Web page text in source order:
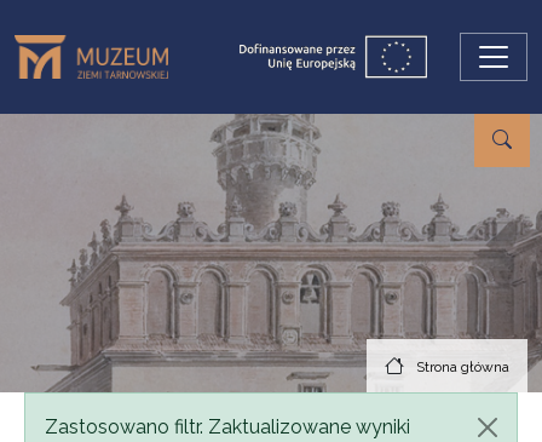
Strona główna
Komunikat
Zastosowano filtr. Zaktualizowane wyniki